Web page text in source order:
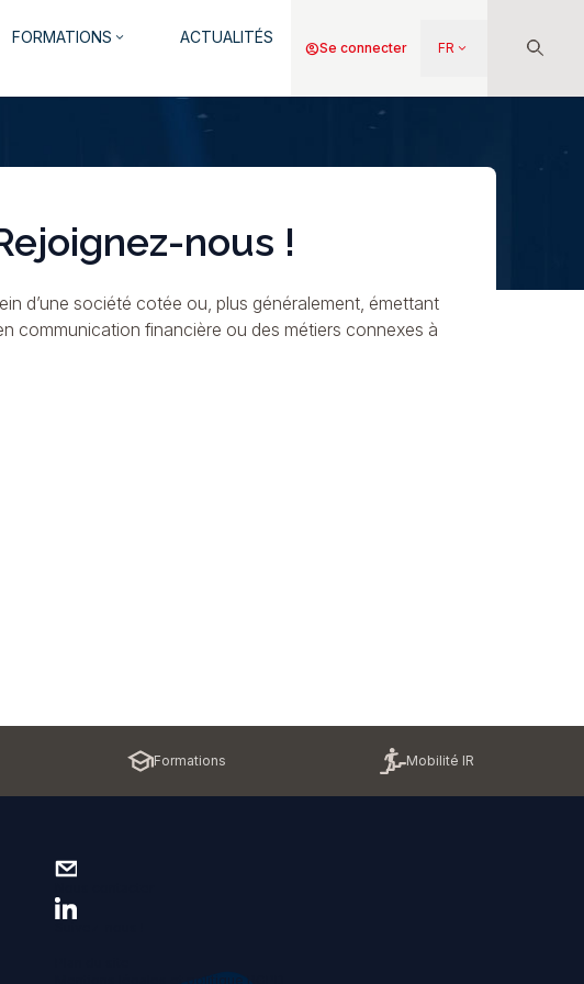
FORMATIONS keyboard_arrow_down ACTUALITÉS
Menu
compte
account_circleSe connecter FR keyboard_arrow_down
nous !
d’une société cotée ou, plus généralement, émettant
communication financière ou des métiers connexes à
Formations Mobilité IR